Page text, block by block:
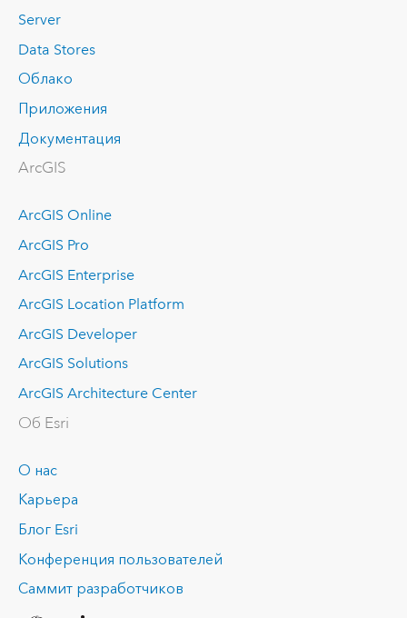
Server
Data Stores
Облако
Приложения
Документация
ArcGIS
ArcGIS Online
ArcGIS Pro
ArcGIS Enterprise
ArcGIS Location Platform
ArcGIS Developer
ArcGIS Solutions
ArcGIS Architecture Center
Об Esri
О нас
Карьера
Блог Esri
Конференция пользователей
Саммит разработчиков